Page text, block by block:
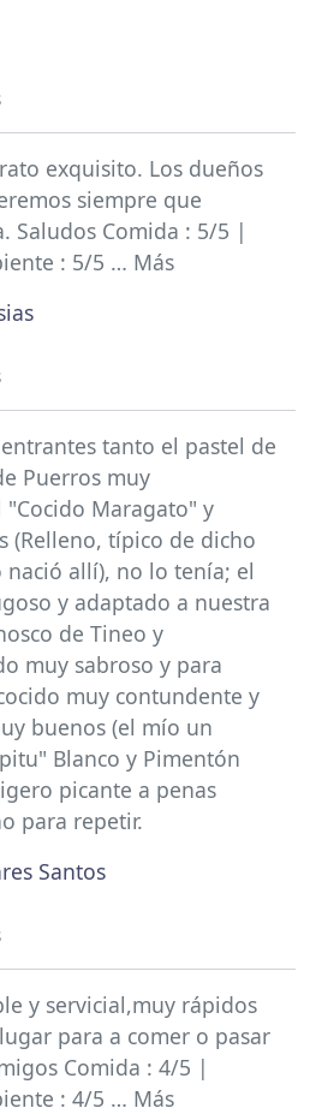
exquisito. Los dueños
siempre que
Saludos Comida : 5/5 |
: 5/5 … Más
tanto el pastel de
Puerros muy
"Cocido Maragato" y
(Relleno, típico de dicho
nació allí), no lo tenía; el
y adaptado a nuestra
de Tineo y
muy sabroso y para
muy contundente y
buenos (el mío un
Blanco y Pimentón
picante a penas
para repetir.
Santos
y servicial,muy rápidos
para a comer o pasar
Comida : 4/5 |
: 4/5 … Más